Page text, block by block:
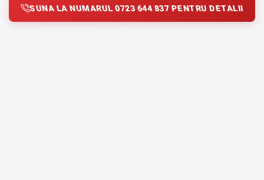
SUNA LA NUMARUL 0723 644 837 PENTRU DETALII